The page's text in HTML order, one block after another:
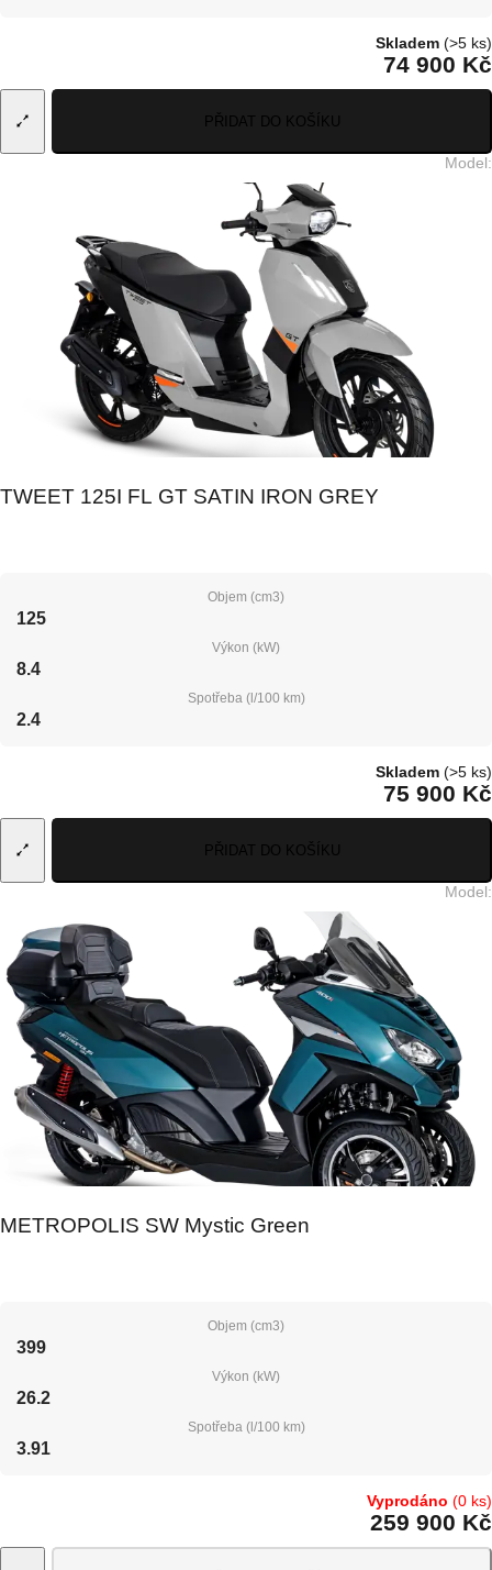
Skladem (>5 ks)
74 900 Kč
PŘIDAT DO KOŠÍKU
Model:
TWEET 125I FL GT SATIN IRON GREY
Objem (cm3)
125
Výkon (kW)
8.4
Spotřeba (l/100 km)
2.4
Skladem (>5 ks)
75 900 Kč
PŘIDAT DO KOŠÍKU
Model:
METROPOLIS SW Mystic Green
Objem (cm3)
399
Výkon (kW)
26.2
Spotřeba (l/100 km)
3.91
Vyprodáno (0 ks)
259 900 Kč